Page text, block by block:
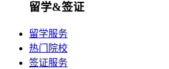
留学&签证
留学服务
热门院校
签证服务